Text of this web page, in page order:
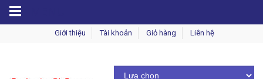
Giới thiệu Tài khoản Giỏ hàng Liên hệ